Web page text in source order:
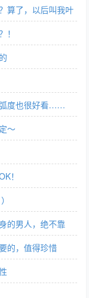
算了，以后叫我叶
！
弧度也很好看……
～
！
的男人，绝不靠
的，值得珍惜